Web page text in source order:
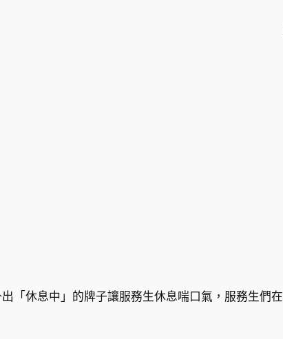
「休息中」的牌子讓服務生休息喘口氣，服務生們